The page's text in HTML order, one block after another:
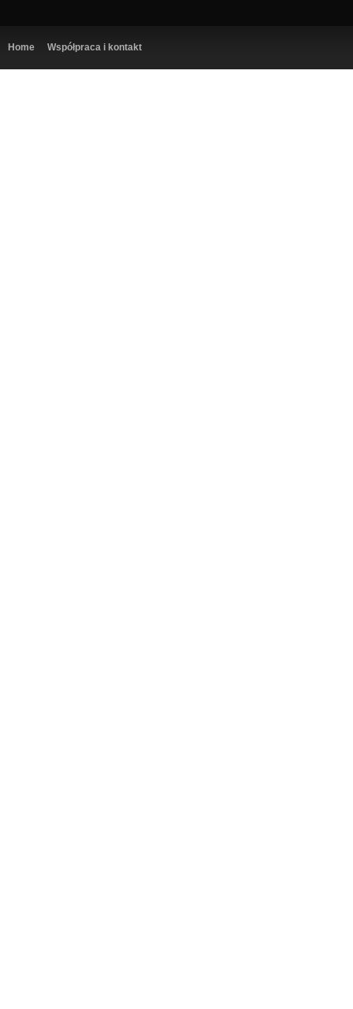
Home Współpraca i kontakt